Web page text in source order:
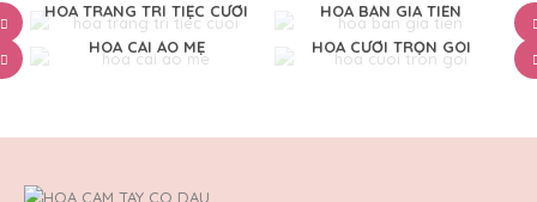
HOA TRANG TRÍ TIỆC CƯỚI
HOA BÀN GIA TIÊN
HOA CÀI ÁO MẸ
HOA CƯỚI TRỌN GÓI